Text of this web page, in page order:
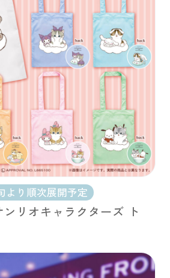
より順次展開予定
リオキャラクターズ ト